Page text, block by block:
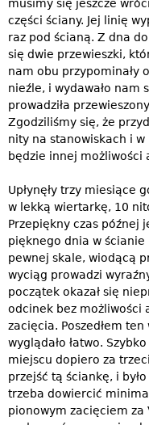
musimy się jeszcze
części ściany. Jej linię
raz pod ścianą. Z dna
się dwie przewieszki,
nam obu przypominały
nieźle, i wydawało nam
prowadziła
Zgodziliśmy się, że
nity na stanowiskach i
będzie innej możliwości
Upłynęły trzy miesiące
w lekką wiertarkę, 10
Przepiękny czas późnej
pięknego dnia w ścianie
pewnej skale, wiodącą
wyciąg prowadzi
początek okazał się
odcinek bez możliwości
zacięcia. Poszedłem
wyglądało łatwo.
miejscu dopiero za
przejść tą ściankę, i
trzeba dowiercić
pionowym zacięciem za